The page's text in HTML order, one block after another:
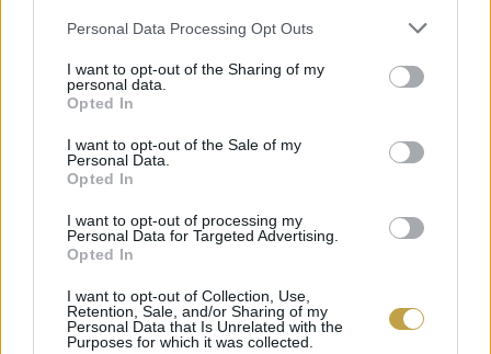
Please note that this website/app uses one or more Google
not limited to your visit or usage behaviour. You may click to
grant or deny consent to Google and its third-party tags to
use your data for below specified purposes in below Google
consent section.
Personal Data Processing Opt Outs
I want to opt-out of the Sharing of my
personal data.
Opted In
I want to opt-out of the Sale of my
Personal Data.
Opted In
I want to opt-out of processing my
Personal Data for Targeted Advertising.
Opted In
I want to opt-out of Collection, Use,
Retention, Sale, and/or Sharing of my
Personal Data that Is Unrelated with the
Purposes for which it was collected.
1300 Ft között mozog, addig a száraz feketebab
értz 1600 és 3200 Ft közötti összeget kérnek el.